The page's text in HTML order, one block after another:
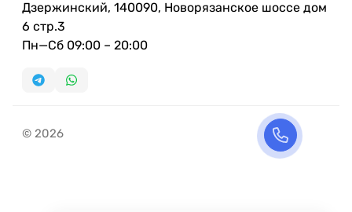
Дзержинский, 140090, Новорязанское шоссе дом
6 стр.3
Пн—Сб 09:00 – 20:00
© 2026